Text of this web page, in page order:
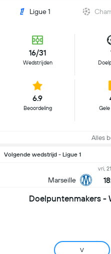
Ligue 1
16/31
Wedstrijden
6.9
Beoordeling
Alles
Volgende wedstrijd - Ligue 1
Marseille
vri,
Doelpuntenmakers -
V